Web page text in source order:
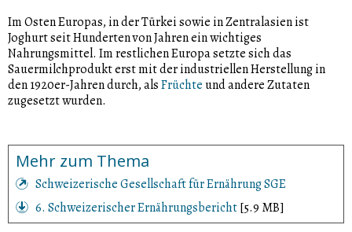
Im Osten Europas, in der Türkei sowie in Zentralasien ist
Joghurt seit Hunderten von Jahren ein wichtiges
Nahrungsmittel. Im restlichen Europa setzte sich das
Sauermilchprodukt erst mit der industriellen Herstellung in
den 1920er-Jahren durch, alsFrüchte und andere Zutaten
zugesetzt wurden.
Mehr zum Thema
Schweizerische Gesellschaft für Ernährung SGE
6. Schweizerischer Ernährungsbericht[5.9 MB]